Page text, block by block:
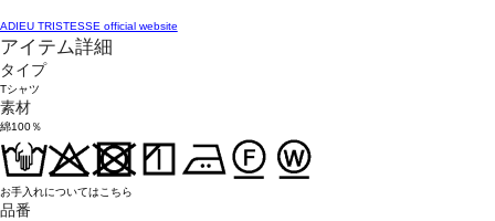
ADIEU TRISTESSE official website
アイテム詳細
タイプ
Tシャツ
素材
綿100％
お手入れについてはこちら
品番